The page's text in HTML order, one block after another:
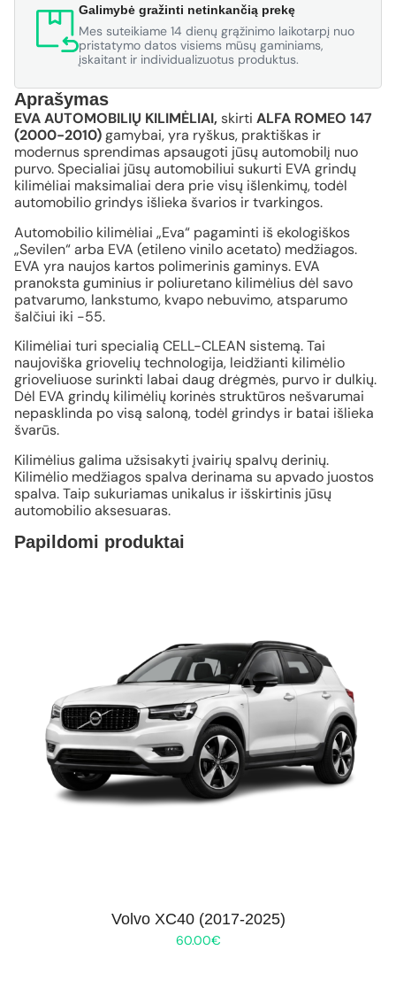
Galimybė gražinti netinkančią prekę
Mes suteikiame 14 dienų grąžinimo laikotarpį nuo
pristatymo datos visiems mūsų gaminiams,
įskaitant ir individualizuotus produktus.
Aprašymas
EVA AUTOMOBILIŲ KILIMĖLIAI, skirti ALFA ROMEO 147
(2000-2010)gamybai, yra ryškus, praktiškas ir
modernus sprendimas apsaugoti jūsų automobilį nuo
purvo. Specialiai jūsų automobiliui sukurti EVA grindų
kilimėliai maksimaliai dera prie visų išlenkimų, todėl
automobilio grindys išlieka švarios ir tvarkingos.
Automobilio kilimėliai „Eva“ pagaminti iš ekologiškos
„Sevilen“ arba EVA (etileno vinilo acetato) medžiagos.
EVA yra naujos kartos polimerinis gaminys. EVA
pranoksta guminius ir poliuretano kilimėlius dėl savo
patvarumo, lankstumo, kvapo nebuvimo, atsparumo
šalčiui iki -55.
Kilimėliai turi specialią CELL-CLEAN sistemą. Tai
naujoviška griovelių technologija, leidžianti kilimėlio
grioveliuose surinkti labai daug drėgmės, purvo ir dulkių.
Dėl EVA grindų kilimėlių korinės struktūros nešvarumai
nepasklinda po visą saloną, todėl grindys ir batai išlieka
švarūs.
Kilimėlius galima užsisakyti įvairių spalvų derinių.
Kilimėlio medžiagos spalva derinama su apvado juostos
spalva. Taip sukuriamas unikalus ir išskirtinis jūsų
automobilio aksesuaras.
Papildomi produktai
Volvo XC40 (2017-2025)
60.00€